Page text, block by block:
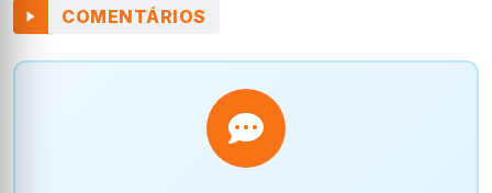
COMENTÁRIOS